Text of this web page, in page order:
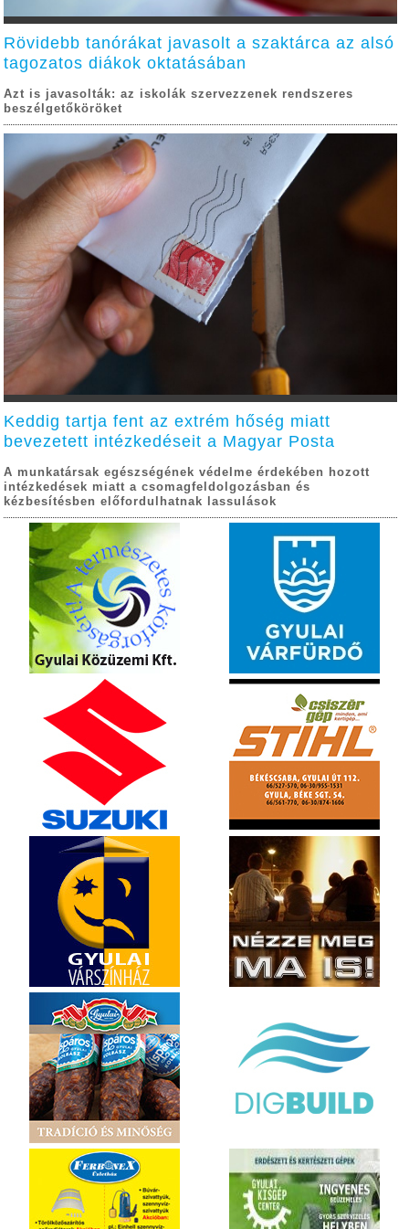
Rövidebb tanórákat javasolt a szaktárca az alsó
tagozatos diákok oktatásában
Azt is javasolták: az iskolák szervezzenek rendszeres
beszélgetőköröket
Keddig tartja fent az extrém hőség miatt
bevezetett intézkedéseit a Magyar Posta
A munkatársak egészségének védelme érdekében hozott
intézkedések miatt a csomagfeldolgozásban és
kézbesítésben előfordulhatnak lassulások